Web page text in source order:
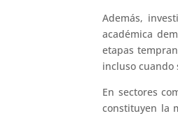
Además,
académica
etapas
incluso cuando
En sectores
constituyen la